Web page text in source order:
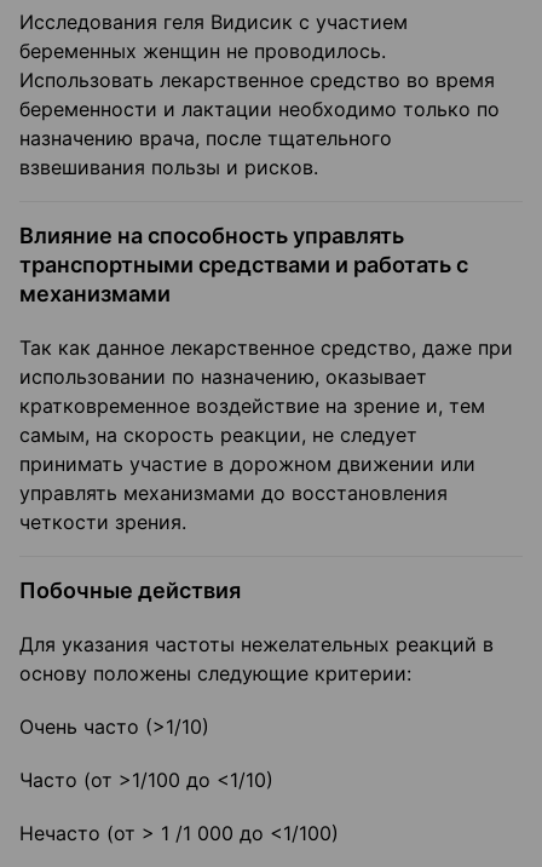
Исследования геля Видисик с участием
беременных женщин не проводилось.
Использовать лекарственное средство во время
беременности и лактации необходимо только по
назначению врача, после тщательного
взвешивания пользы и рисков.
Влияние на способность управлять
транспортными средствами и работать с
механизмами
Так как данное лекарственное средство, даже при
использовании по назначению, оказывает
кратковременное воздействие на зрение и, тем
самым, на скорость реакции, не следует
принимать участие в дорожном движении или
управлять механизмами до восстановления
четкости зрения.
Побочные действия
Для указания частоты нежелательных реакций в
основу положены следующие критерии:
Очень часто (>1/10)
Часто (от >1/100 до <1/10)
Нечасто (от > 1 /1 000 до <1/100)